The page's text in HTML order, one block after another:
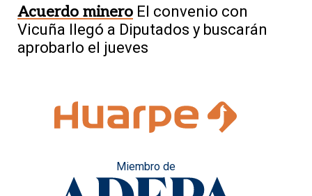
Acuerdo minero El convenio con
Vicuña llegó a Diputados y buscarán
aprobarlo el jueves
Miembro de